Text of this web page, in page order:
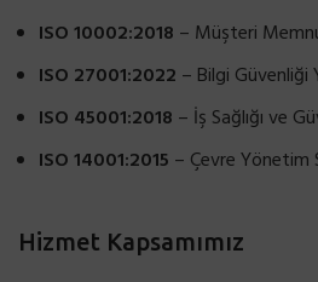
Hizmet Kapsamımız
ISO 10002:2018 – Müşteri
ISO 27001:2022 – Bilgi
ISO 45001:2018 – İş Sağlığı ve
ISO 14001:2015 – Çevre Yönetim